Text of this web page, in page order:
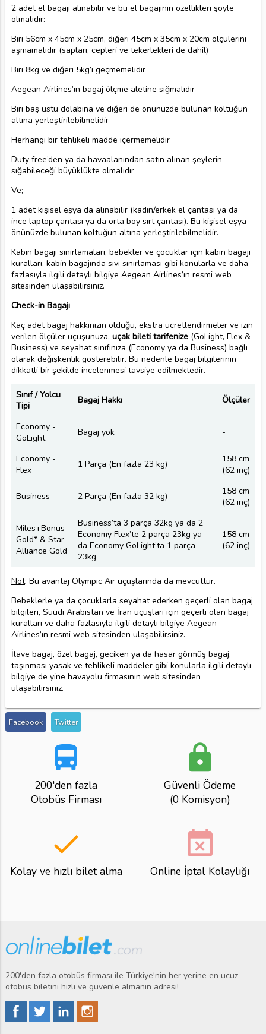
2 adet el bagajı alınabilir ve bu el bagajının özellikleri şöyle
olmalıdır:
Biri 56cm x 45cm x 25cm, diğeri 45cm x 35cm x 20cm ölçülerini
aşmamalıdır (sapları, cepleri ve tekerlekleri de dahil)
Biri 8kg ve diğeri 5kg’ı geçmemelidir
Aegean Airlines’ın bagaj ölçme aletine sığmalıdır
Biri baş üstü dolabına ve diğeri de önünüzde bulunan koltuğun
altına yerleştirilebilmelidir
Herhangi bir tehlikeli madde içermemelidir
Duty free’den ya da havaalanından satın alınan şeylerin
sığabileceği büyüklükte olmalıdır
Ve;
1 adet kişisel eşya da alınabilir (kadın/erkek el çantası ya da
ince laptop çantası ya da orta boy sırt çantası). Bu kişisel eşya
önünüzde bulunan koltuğun altına yerleştirilebilmelidir.
Kabin bagajı sınırlamaları, bebekler ve çocuklar için kabin bagajı
kuralları, kabin bagajında sıvı sınırlaması gibi konularla ve daha
fazlasıyla ilgili detaylı bilgiye Aegean Airlines’ın resmi web
sitesinden ulaşabilirsiniz.
Check-in Bagajı
Kaç adet bagaj hakkınızın olduğu, ekstra ücretlendirmeler ve izin
verilen ölçüler uçuşunuza, uçak bileti tarifenize(GoLight, Flex &
Business) ve seyahat sınıfınıza (Economy ya da Business) bağlı
olarak değişkenlik gösterebilir. Bu nedenle bagaj bilgilerinin
dikkatli bir şekilde incelenmesi tavsiye edilmektedir.
Sınıf / Yolcu
Tipi
Bagaj Hakkı Ölçüler
Economy -
GoLight
Bagaj yok -
Economy -
Flex
1 Parça (En fazla 23 kg)
158 cm
(62 inç)
Business 2 Parça (En fazla 32 kg)
158 cm
(62 inç)
Miles+Bonus
Gold* & Star
Alliance Gold
Business’ta 3 parça 32kg ya da 2
Economy Flex’te 2 parça 23kg ya
da Economy GoLight’ta 1 parça
23kg
158 cm
(62 inç)
Not: Bu avantaj Olympic Air uçuşlarında da mevcuttur.
Bebeklerle ya da çocuklarla seyahat ederken geçerli olan bagaj
bilgileri, Suudi Arabistan ve İran uçuşları için geçerli olan bagaj
kuralları ve daha fazlasıyla ilgili detaylı bilgiye Aegean
Airlines’ın resmi web sitesinden ulaşabilirsiniz.
İlave bagaj, özel bagaj, geciken ya da hasar görmüş bagaj,
taşınması yasak ve tehlikeli maddeler gibi konularla ilgili detaylı
bilgiye de yine havayolu firmasının web sitesinden
ulaşabilirsiniz.
Facebook Twitter
directions_bus
200'den fazla
Otobüs Firması
lock
Güvenli Ödeme
(0 Komisyon)
done
Kolay ve hızlı bilet alma
event_busy
Online İptal Kolaylığı
200'den fazla otobüs firması ile Türkiye'nin her yerine en ucuz
otobüs biletini hızlı ve güvenle almanın adresi!